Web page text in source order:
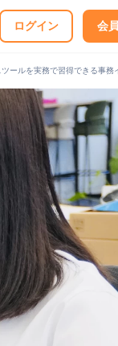
ログイン 会
ールを実務で習得できる事務